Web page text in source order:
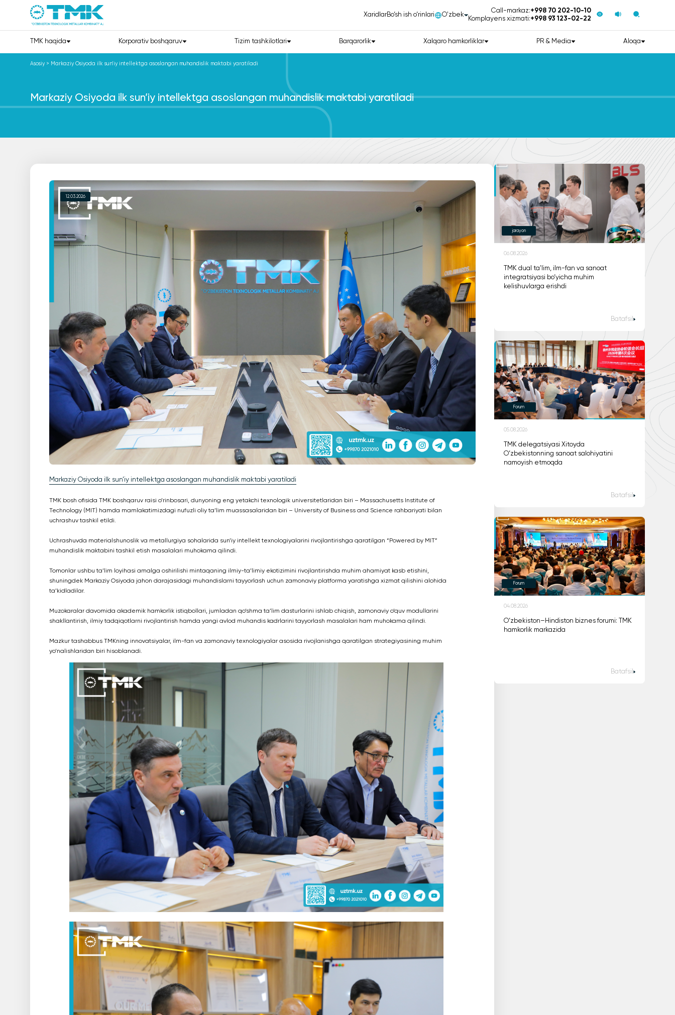
XaridlarBo‘sh ish o‘rinlari О'zbek
Call-markaz:+998 70 202-10-10
Komplayens xizmati:+998 93 123-02-22
TMK haqida Korporativ boshqaruv Tizim tashkilotlari Barqarorlik Xalqaro hamkorliklar PR & Media Aloqa
Asosiy > Markaziy Osiyoda ilk sun’iy intellektga asoslangan muhandislik maktabi yaratiladi
Markaziy Osiyoda ilk sun’iy intellektga asoslangan muhandislik maktabi yaratiladi
12.03.2026
Markaziy Osiyoda ilk sun’iy intellektga asoslangan muhandislik maktabi yaratiladi
TMK bosh ofisida TMK boshqaruv raisi o’rinbosari, dunyoning eng yetakchi texnologik universitetlaridan biri – Massachusetts Institute of
Technology (MIT) hamda mamlakatimizdagi nufuzli oliy ta’lim muassasalaridan biri – University of Business and Science rahbariyati bilan
uchrashuv tashkil etildi.
Uchrashuvda materialshunoslik va metallurgiya sohalarida sun’iy intellekt texnologiyalarini rivojlantirishga qaratilgan “Powered by MIT”
muhandislik maktabini tashkil etish masalalari muhokama qilindi.
Tomonlar ushbu ta’lim loyihasi amalga oshirilishi mintaqaning ilmiy-ta’limiy ekotizimini rivojlantirishda muhim ahamiyat kasb etishini,
shuningdek Markaziy Osiyoda jahon darajasidagi muhandislarni tayyorlash uchun zamonaviy platforma yaratishga xizmat qilishini alohida
ta’kidladilar.
Muzokaralar davomida akademik hamkorlik istiqbollari, jumladan qo‘shma ta’lim dasturlarini ishlab chiqish, zamonaviy o‘quv modullarini
shakllantirish, ilmiy tadqiqotlarni rivojlantirish hamda yangi avlod muhandis kadrlarini tayyorlash masalalari ham muhokama qilindi.
Mazkur tashabbus TMKning innovatsiyalar, ilm-fan va zamonaviy texnologiyalar asosida rivojlanishga qaratilgan strategiyasining muhim
yo‘nalishlaridan biri hisoblanadi.
jarayon
06.08.2026
TMK dual ta'lim, ilm-fan va sanoat
integratsiyasi bo‘yicha muhim
kelishuvlarga erishdi
Batafsil
Forum
05.08.2026
TMK delegatsiyasi Xitoyda
O‘zbekistonning sanoat salohiyatini
namoyish etmoqda
Batafsil
Forum
04.08.2026
O‘zbekiston–Hindiston biznes forumi: TMK
hamkorlik markazida
Batafsil